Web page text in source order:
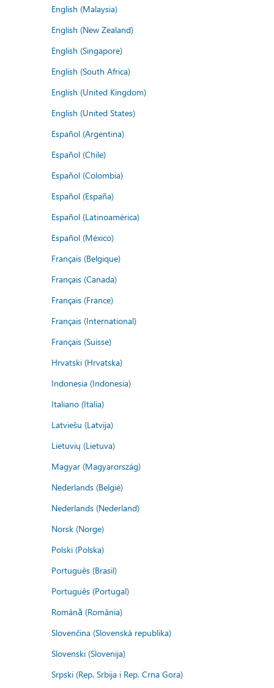
English (Malaysia)
English (New Zealand)
English (Singapore)
English (South Africa)
English (United Kingdom)
English (United States)
Español (Argentina)
Español (Chile)
Español (Colombia)
Español (España)
Español (Latinoamérica)
Español (México)
Français (Belgique)
Français (Canada)
Français (France)
Français (International)
Français (Suisse)
Hrvatski (Hrvatska)
Indonesia (Indonesia)
Italiano (Italia)
Latviešu (Latvija)
Lietuvių (Lietuva)
Magyar (Magyarország)
Nederlands (België)
Nederlands (Nederland)
Norsk (Norge)
Polski (Polska)
Português (Brasil)
Português (Portugal)
Română (România)
Slovenčina (Slovenská republika)
Slovenski (Slovenija)
Srpski (Rep. Srbija i Rep. Crna Gora)